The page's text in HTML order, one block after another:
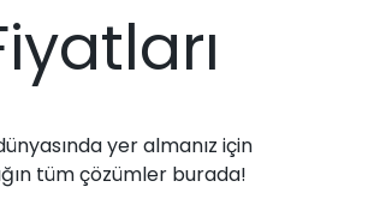
yer almanız için
tüm çözümler burada!